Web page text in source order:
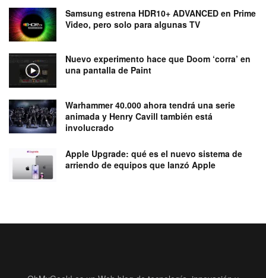
Samsung estrena HDR10+ ADVANCED en Prime
Video, pero solo para algunas TV
Nuevo experimento hace que Doom ‘corra’ en
una pantalla de Paint
Warhammer 40.000 ahora tendrá una serie
animada y Henry Cavill también está
involucrado
Apple Upgrade: qué es el nuevo sistema de
arriendo de equipos que lanzó Apple